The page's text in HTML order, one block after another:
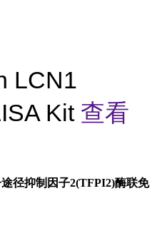
LCN1
Kit 查看
径抑制因子2(TFPI2)酶联免